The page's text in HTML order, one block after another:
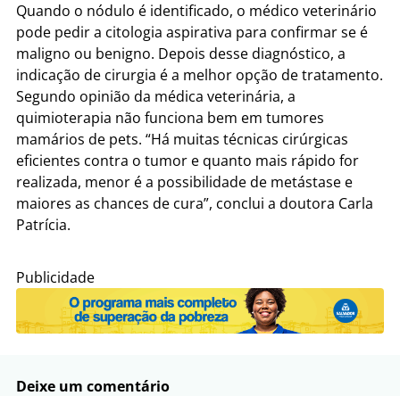
Quando o nódulo é identificado, o médico veterinário
pode pedir a citologia aspirativa para confirmar se é
maligno ou benigno. Depois desse diagnóstico, a
indicação de cirurgia é a melhor opção de tratamento.
Segundo opinião da médica veterinária, a
quimioterapia não funciona bem em tumores
mamários de pets. “Há muitas técnicas cirúrgicas
eficientes contra o tumor e quanto mais rápido for
realizada, menor é a possibilidade de metástase e
maiores as chances de cura”, conclui a doutora Carla
Patrícia.
Publicidade
Deixe um comentário